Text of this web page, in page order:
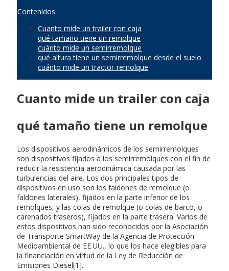
Contenidos
Cuanto mide un trailer con caja
qué tamaño tiene un remolque
cuánto mide un semirremolque
qué altura tiene un semirremolque desde el suelo
cuánto mide un tractor-remolque
Cuanto mide un trailer con caja
qué tamaño tiene un remolque
Los dispositivos aerodinámicos de los semirremolques
son dispositivos fijados a los semirremolques con el fin de
reducir la resistencia aerodinámica causada por las
turbulencias del aire. Los dos principales tipos de
dispositivos en uso son los faldones de remolque (o
faldones laterales), fijados en la parte inferior de los
remolques, y las colas de remolque (o colas de barco, o
carenados traseros), fijados en la parte trasera. Varios de
estos dispositivos han sido reconocidos por la Asociación
de Transporte SmartWay de la Agencia de Protección
Medioambiental de EE.UU., lo que los hace elegibles para
la financiación en virtud de la Ley de Reducción de
Emisiones Diesel[1].